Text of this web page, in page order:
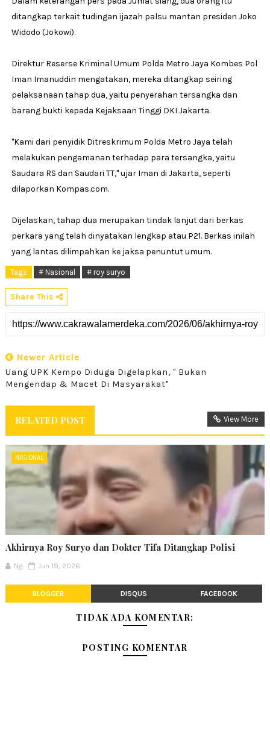
ditangkap terkait tudingan ijazah palsu mantan presiden Joko
Widodo (Jokowi).
Direktur Reserse Kriminal Umum Polda Metro Jaya Kombes Pol
Iman Imanuddin mengatakan, mereka ditangkap seiring
pelaksanaan tahap dua, yaitu penyerahan tersangka dan
barang bukti kepada Kejaksaan Tinggi DKI Jakarta.
"Kami dari penyidik Ditreskrimum Polda Metro Jaya telah
melakukan pengamanan terhadap para tersangka, yaitu
Saudara RS dan Saudari TT," ujar Iman di Jakarta, seperti
dilaporkan Kompas.com.
Dijelaskan, tahap dua merupakan tindak lanjut dari berkas
perkara yang telah dinyatakan lengkap atau P21. Berkas inilah
yang lantas dilimpahkan ke jaksa penuntut umum.
Tags # Nasional # roy suryo
Share This
Newer Article
Uang UPK Kempo Diduga Digelapkan, " Bukan
Mengendap & Macet Di Masyarakat"
RELATED POST View More
NASIONAL
Akhirnya Roy Suryo dan Dokter Tifa Ditangkap Polisi
Ng Jun 19, 2026
BLOGGER DISQUS FACEBOOK
TIDAK ADA KOMENTAR:
POSTING KOMENTAR